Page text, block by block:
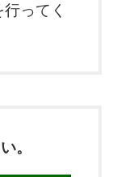
ってく
。